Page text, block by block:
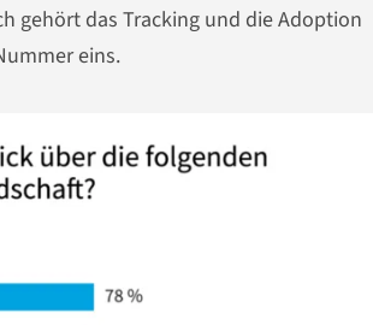
gehört das Tracking und die Adoption
eins.